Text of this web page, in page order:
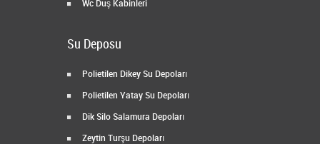
Wc Duş Kabinleri
Su Deposu
Polietilen Dikey Su Depoları
Polietilen Yatay Su Depoları
Dik Silo Salamura Depoları
Zeytin Turşu Depoları